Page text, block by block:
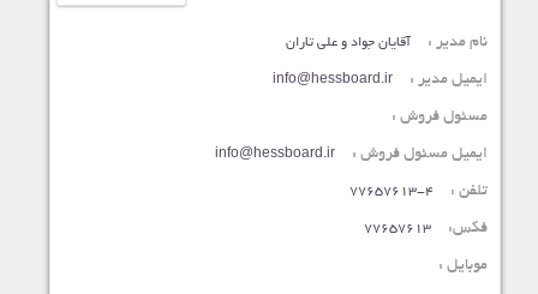
نام مدیر : آقایان جواد و علی تاران
ایمیل مدیر : info@hessboard.ir
مسئول فروش :
ایمیل مسئول فروش : info@hessboard.ir
تلفن : 77657613-4
فکس: 77657613
موبایل :